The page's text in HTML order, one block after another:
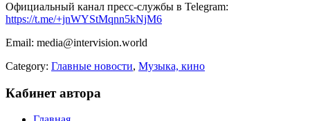
Официальный канал пресс-службы в Telegram:
https://t.me/+jnWYStMqnn5kNjM6
Email: media@intervision.world
Category: Главные новости, Музыка, кино
Кабинет автора